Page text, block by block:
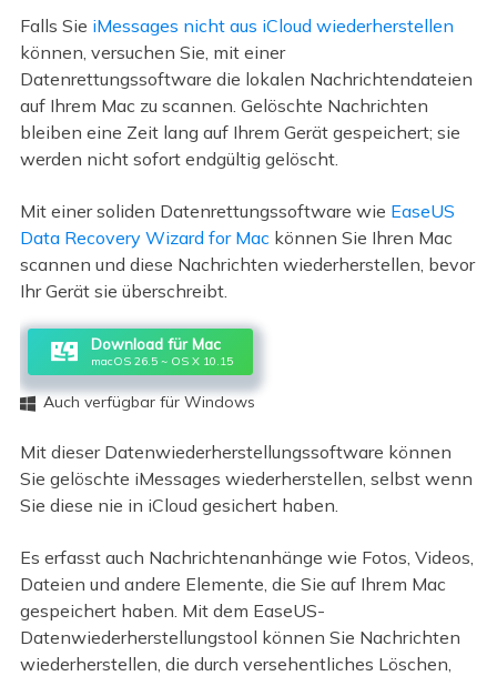
Falls Sie iMessages nicht aus iCloud wiederherstellen
können, versuchen Sie, mit einer
Datenrettungssoftware die lokalen Nachrichtendateien
auf Ihrem Mac zu scannen. Gelöschte Nachrichten
bleiben eine Zeit lang auf Ihrem Gerät gespeichert; sie
werden nicht sofort endgültig gelöscht.
Mit einer soliden Datenrettungssoftware wie EaseUS
Data Recovery Wizard for Mac können Sie Ihren Mac
scannen und diese Nachrichten wiederherstellen, bevor
Ihr Gerät sie überschreibt.
Download für Mac
macOS 26.5 ~ OS X 10.15
 Auch verfügbar für Windows
Mit dieser Datenwiederherstellungssoftware können
Sie gelöschte iMessages wiederherstellen, selbst wenn
Sie diese nie in iCloud gesichert haben.
Es erfasst auch Nachrichtenanhänge wie Fotos, Videos,
Dateien und andere Elemente, die Sie auf Ihrem Mac
gespeichert haben. Mit dem EaseUS-
Datenwiederherstellungstool können Sie Nachrichten
wiederherstellen, die durch versehentliches Löschen,